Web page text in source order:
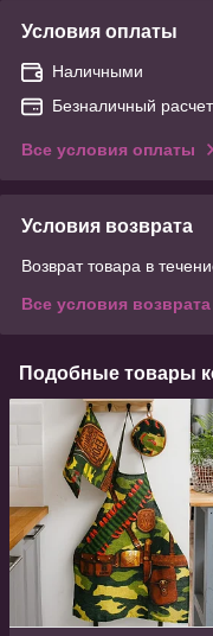
Условия оплаты
Наличными
Безналичный расчет
Все условия оплаты
Условия возврата
Возврат товара в
Все условия возврата
Подобные товары